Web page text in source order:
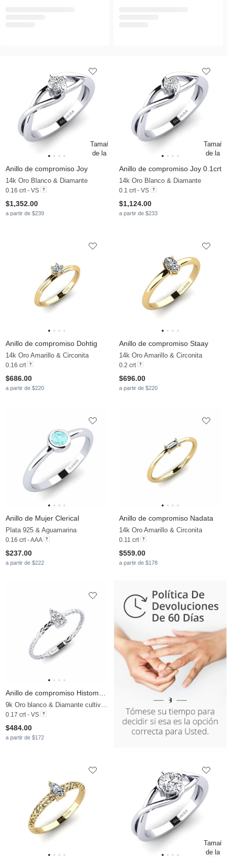
Anillo de compromiso Joy
14k Oro Blanco & Diamante
0.16 crt - VS
$1,352.00
a partir de $239
Anillo de compromiso Joy 0.1crt
14k Oro Blanco & Diamante
0.1 crt - VS
$1,124.00
a partir de $233
Anillo de compromiso Dohtig
14k Oro Amarillo & Circonita
0.16 crt
$686.00
a partir de $220
Anillo de compromiso Staay
14k Oro Amarillo & Circonita
0.2 crt
$696.00
a partir de $220
Anillo de Mujer Clerical
Plata 925 & Aguamarina
0.16 crt - AAA
$237.00
a partir de $222
Anillo de compromiso Nadata
14k Oro Amarillo & Circonita
0.11 crt
$559.00
a partir de $178
0.17 crt - VS
$484.00
a partir de $172